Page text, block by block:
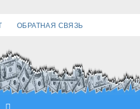
ОБРАТНАЯ СВЯЗЬ